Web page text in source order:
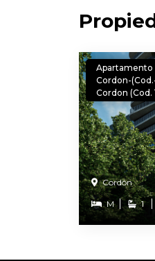
Apartamento
Cordon-
Cordon (Cod.
Cordón
M 1